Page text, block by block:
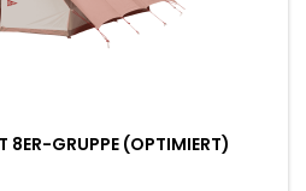
8ER-GRUPPE (OPTIMIERT)